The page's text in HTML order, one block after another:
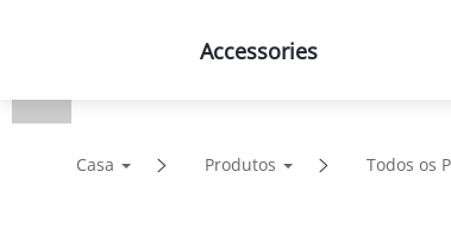
Produtos
Casa Produtos Todos os
Accessories